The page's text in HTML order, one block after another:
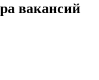
вакансий